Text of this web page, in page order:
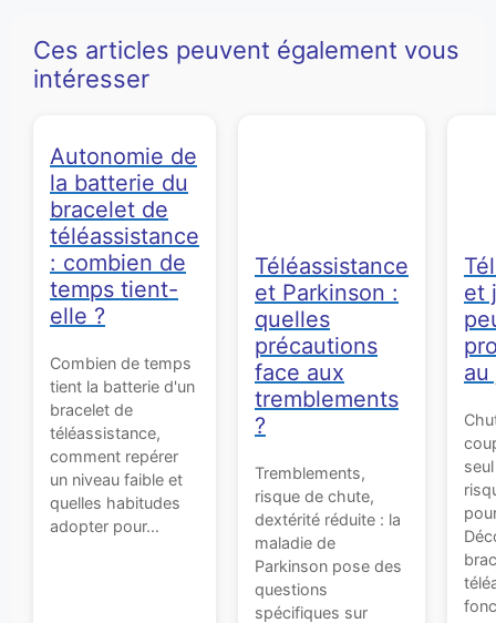
Ces articles peuvent également vous
intéresser
Autonomie de
la batterie du
bracelet de
téléassistance
: combien de
temps tient-
elle ?
Combien de temps
tient la batterie d'un
bracelet de
téléassistance,
comment repérer
un niveau faible et
quelles habitudes
adopter pour...
Téléassistance
et Parkinson :
quelles
précautions
face aux
tremblements
?
Tremblements,
risque de chute,
dextérité réduite : la
maladie de
Parkinson pose des
questions
spécifiques sur
et
au